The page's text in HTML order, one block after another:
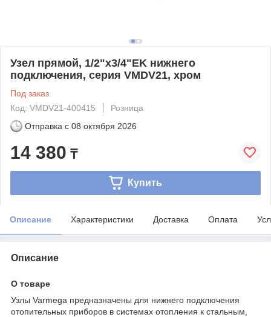
Узел прямой, 1/2"х3/4"EK нижнего
подключения, серия VMDV21, хром
Под заказ
Код: VMDV21-400415
Розница
Отправка с 08 октября 2026
14 380 ₸
Купить
Описание Характеристики Доставка Оплата
Описание
О товаре
Узлы Varmega предназначены для нижнего подключения
отопительных приборов в системах отопления к стальным,